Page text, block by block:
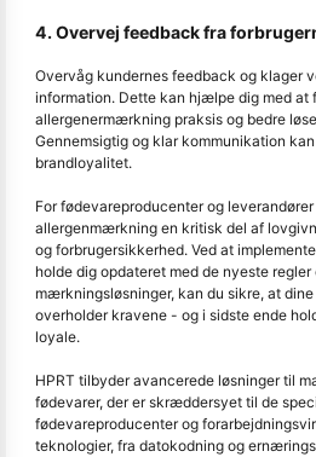
4. Overvej feedback fra
Overvåg kundernes feedback og klager
information. Dette kan hjælpe dig med at
allergenermærkning praksis og bedre
Gennemsigtig og klar kommunikation
brandloyalitet.
For fødevareproducenter og leverandører
allergenmærkning en kritisk del af
og forbrugersikkerhed. Ved at
holde dig opdateret med de nyeste
mærkningsløsninger, kan du sikre, at
overholder kravene - og i sidste ende
loyale.
HPRT tilbyder avancerede løsninger til
fødevarer, der er skræddersyet til de
fødevareproducenter og
teknologier, fra datokodning og